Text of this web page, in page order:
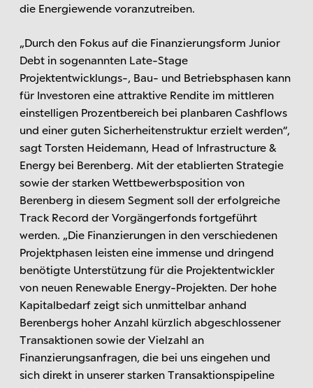
die Energiewende voranzutreiben.
„Durch den Fokus auf die Finanzierungsform Junior
Debt in sogenannten Late-Stage
Projektentwicklungs-, Bau- und Betriebsphasen kann
für Investoren eine attraktive Rendite im mittleren
einstelligen Prozentbereich bei planbaren Cashflows
und einer guten Sicherheitenstruktur erzielt werden“,
sagt Torsten Heidemann, Head of Infrastructure &
Energy bei Berenberg. Mit der etablierten Strategie
sowie der starken Wettbewerbsposition von
Berenberg in diesem Segment soll der erfolgreiche
Track Record der Vorgängerfonds fortgeführt
werden. „Die Finanzierungen in den verschiedenen
Projektphasen leisten eine immense und dringend
benötigte Unterstützung für die Projektentwickler
von neuen Renewable Energy-Projekten. Der hohe
Kapitalbedarf zeigt sich unmittelbar anhand
Berenbergs hoher Anzahl kürzlich abgeschlossener
Transaktionen sowie der Vielzahl an
Finanzierungsanfragen, die bei uns eingehen und
sich direkt in unserer starken Transaktionspipeline